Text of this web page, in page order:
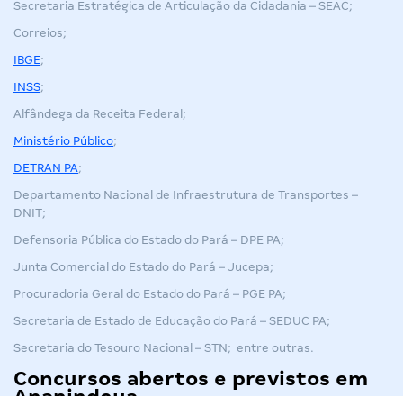
Secretaria Estratégica de Articulação da Cidadania – SEAC;
Correios;
IBGE;
INSS;
Alfândega da Receita Federal;
Ministério Público;
DETRAN PA;
Departamento Nacional de Infraestrutura de Transportes –
DNIT;
Defensoria Pública do Estado do Pará – DPE PA;
Junta Comercial do Estado do Pará – Jucepa;
Procuradoria Geral do Estado do Pará – PGE PA;
Secretaria de Estado de Educação do Pará – SEDUC PA;
Secretaria do Tesouro Nacional – STN; entre outras.
Concursos abertos e previstos em